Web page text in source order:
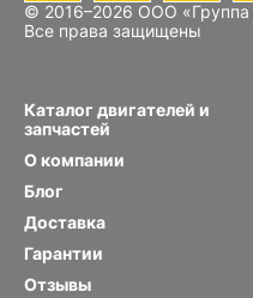
Блок цилиндров
© 2016–2026 ООО «Группа
Все права защищены
Каталог двигателей и
запчастей
О компании
Блог
Доставка
Гарантии
Отзывы